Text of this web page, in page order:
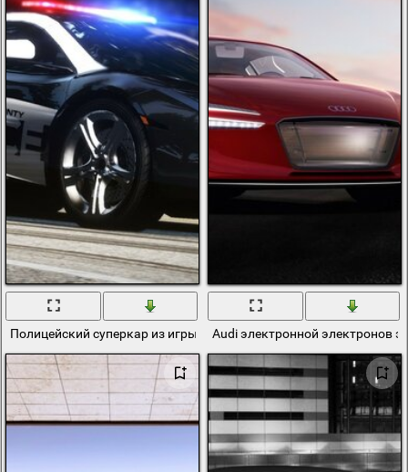
Полицейский суперкар из игры need for speedAudi электронной электронов